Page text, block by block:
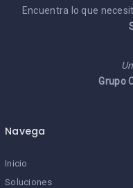
Encuentra lo que
Grupo
Navega
Inicio
Soluciones